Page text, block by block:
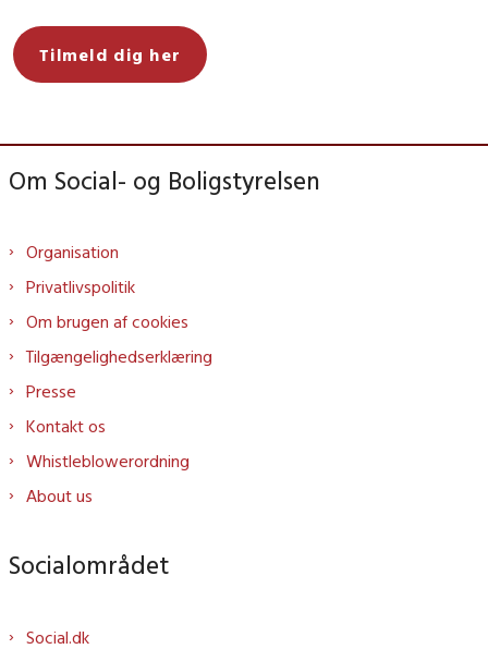
Tilmeld dig her
Om Social- og Boligstyrelsen
Organisation
Privatlivspolitik
Om brugen af cookies
Tilgængelighedserklæring
Presse
Kontakt os
Whistleblowerordning
About us
Socialområdet
Social.dk